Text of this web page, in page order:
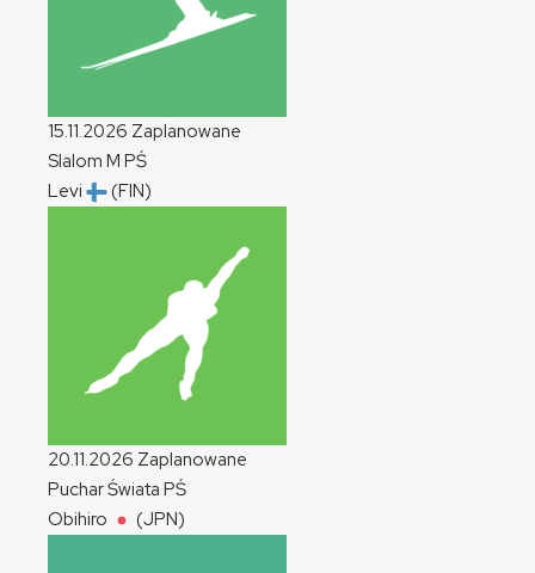
15.11.2026 Zaplanowane
Slalom M PŚ
Levi
(FIN)
20.11.2026 Zaplanowane
Puchar Świata PŚ
Obihiro
(JPN)